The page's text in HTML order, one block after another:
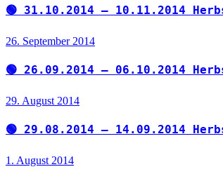
🟢 31.10.2014 – 10.11.2014
26. September 2014
🟢 26.09.2014 – 06.10.2014
29. August 2014
🟢 29.08.2014 – 14.09.2014
1. August 2014